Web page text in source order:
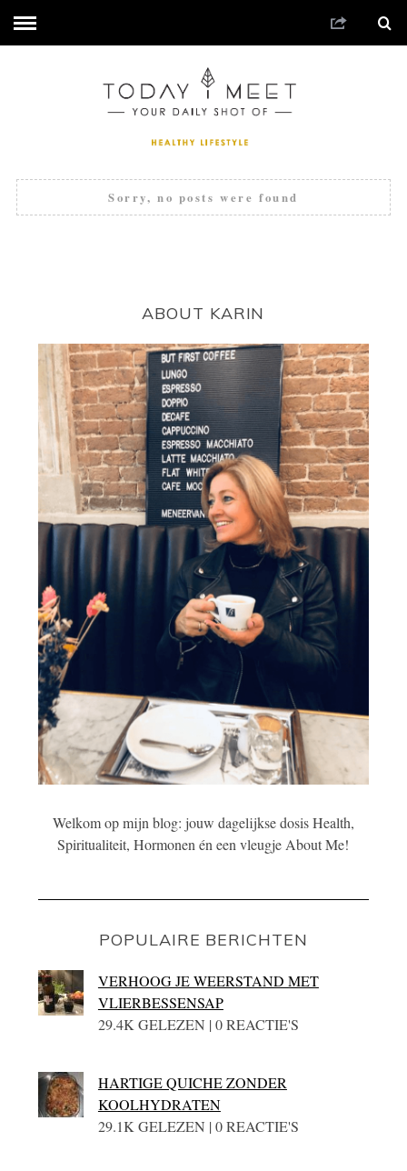
Sorry, no posts were found
ABOUT KARIN
Welkom op mijn blog: jouw dagelijkse dosis Health,
Spiritualiteit, Hormonen én een vleugje About Me!
POPULAIRE BERICHTEN
VERHOOG JE WEERSTAND MET
VLIERBESSENSAP
29.4K GELEZEN | 0 REACTIE'S
HARTIGE QUICHE ZONDER
KOOLHYDRATEN
29.1K GELEZEN | 0 REACTIE'S